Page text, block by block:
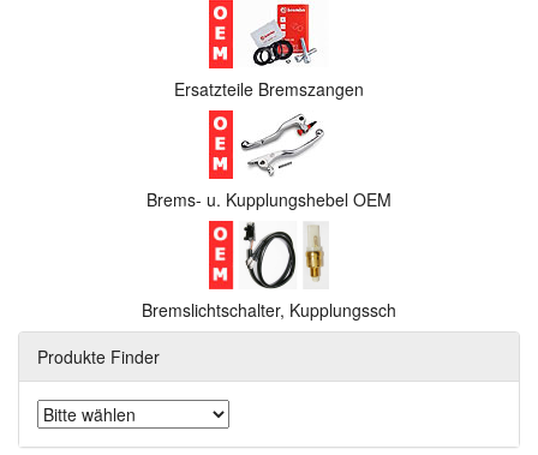
Ersatzteile Bremszangen
Brems- u. Kupplungshebel OEM
Bremslichtschalter, Kupplungssch
Produkte Finder